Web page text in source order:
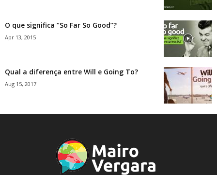
O que significa “So Far So Good”?
Apr 13, 2015
Qual a diferença entre Will e Going To?
Aug 15, 2017